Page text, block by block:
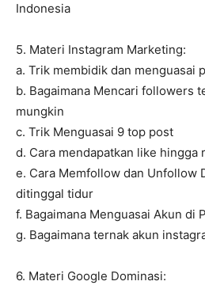
Indonesia
5. Materi Instagram Marketing:
a. Trik membidik dan menguasai
b. Bagaimana Mencari followers
mungkin
c. Trik Menguasai 9 top post
d. Cara mendapatkan like hingga
e. Cara Memfollow dan Unfollow
ditinggal tidur
f. Bagaimana Menguasai Akun di
g. Bagaimana ternak akun
6. Materi Google Dominasi: